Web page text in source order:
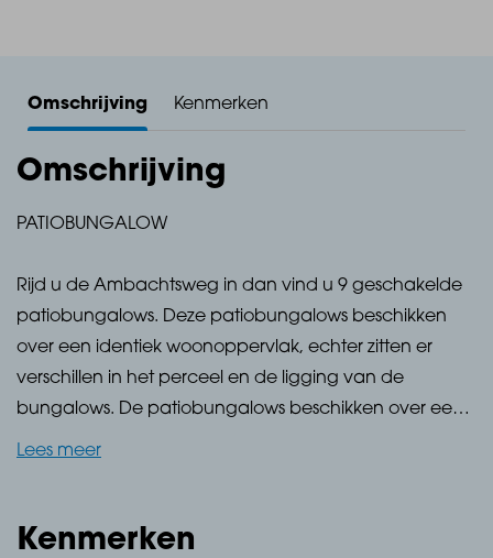
Omschrijving Kenmerken
Omschrijving
PATIOBUNGALOW
Rijd u de Ambachtsweg in dan vind u 9 geschakelde
patiobungalows. Deze patiobungalows beschikken
over een identiek woonoppervlak, echter zitten er
verschillen in het perceel en de ligging van de
bungalows. De patiobungalows beschikken over een
woonoppervlakte van 107 m2. Van die 107 m2 krijgt u
gezelligheid. Naast deze ruime woonkamer heeft de
Lees meer
Kenmerken